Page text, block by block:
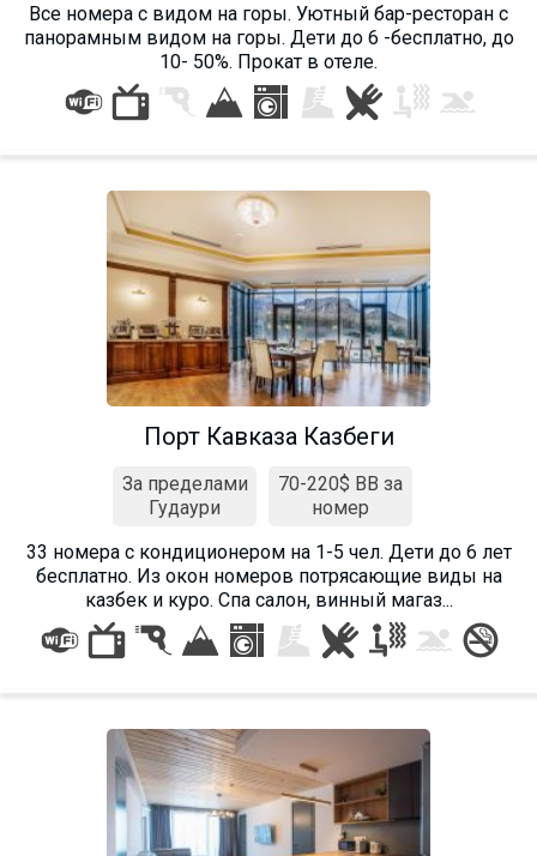
Все номера c видом на горы. Уютный бар-ресторан с
панорамным видом на горы. Дети до 6 -бесплатно, до
10- 50%. Прокат в отеле.
Порт Кавказа Казбеги
За пределами
Гудаури
70-220$ BB за
номер
33 номера с кондиционером на 1-5 чел. Дети до 6 лет
бесплатно. Из окон номеров потрясающие виды на
казбек и куро. Спа салон, винный магаз...
Телеграм-канал
Гудаури
INFO
ПРОЖИВАНИЕ
Квартиры
Коттеджи
Отели
Горячие предложения
Долгосрочная аренда
О Грузии
Визы и Документы
Что пить?
Деньги
Галерея
Отчеты
Безопасность